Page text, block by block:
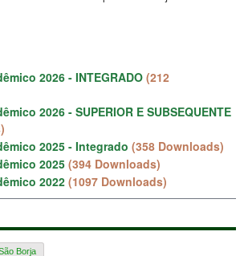
2026 - INTEGRADO (212
2026 - SUPERIOR E SUBSEQUENTE
2025 - Integrado (358 Downloads)
2025 (394 Downloads)
2022 (1097 Downloads)
Borja